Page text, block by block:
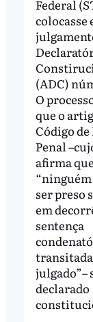
Federal
colocasse
(ADC)
O
que o
Código de
Penal
afirma que
ser preso
em
sentença
julgado”–
declarado